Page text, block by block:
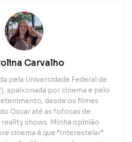
Carvalho
pela Universidade Federal de
apaixonada por cinema e pelo
desde os filmes
Oscar até as fofocas de
shows. Minha opinião
cinema é que “Interestelar”